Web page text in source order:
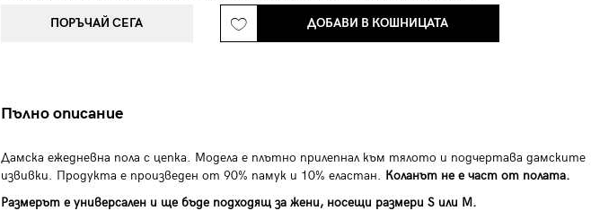
ПОРЪЧАЙ СЕГА ДОБАВИ В КОШНИЦАТА
Пълно описание
Дамска ежедневна пола с цепка. Модела е плътно прилепнал към тялото и подчертава дамските
извивки. Продукта е произведен от 90% памук и 10% еластан. Коланът не е част от полата.
Размерът е универсален и ще бъде подходящ за жени, носещи размери S или M.